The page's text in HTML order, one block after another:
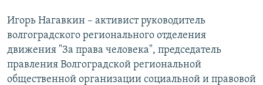
Игорь Нагавкин – активист руководитель
волгоградского регионального отделения
движения "За права человека", председатель
правления Волгоградской региональной
общественной организации социальной и правовой